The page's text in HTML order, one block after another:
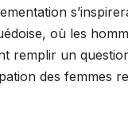
où les
remplir un
des femmes